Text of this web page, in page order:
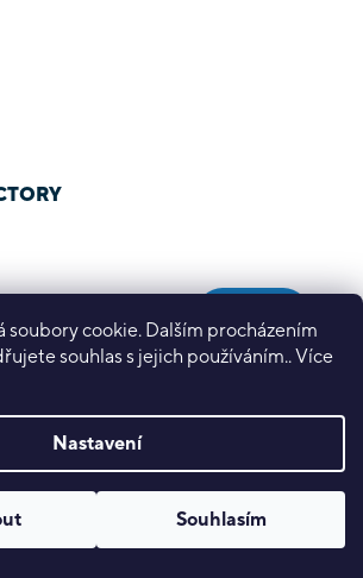
soubory cookie. Dalším procházením
souhlas s jejich používáním.. Více
Nastavení
Souhlasím